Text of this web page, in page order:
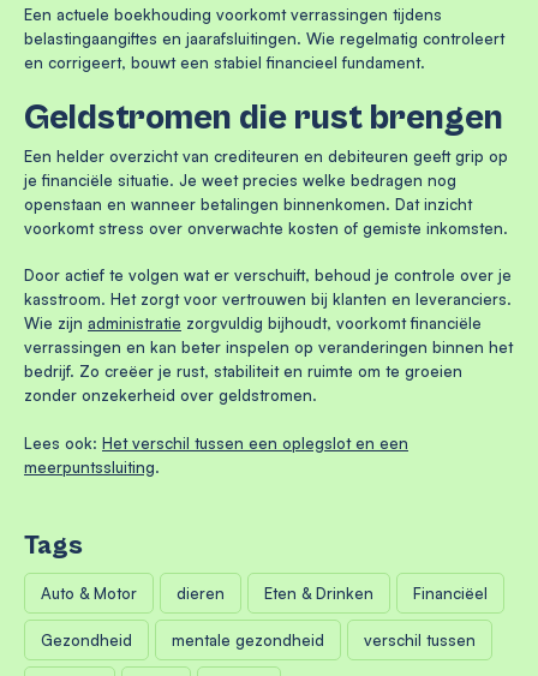
Een actuele boekhouding voorkomt verrassingen tijdens
belastingaangiftes en jaarafsluitingen. Wie regelmatig controleert
en corrigeert, bouwt een stabiel financieel fundament.
Geldstromen die rust brengen
Een helder overzicht van crediteuren en debiteuren geeft grip op
je financiële situatie. Je weet precies welke bedragen nog
openstaan en wanneer betalingen binnenkomen. Dat inzicht
voorkomt stress over onverwachte kosten of gemiste inkomsten.
Door actief te volgen wat er verschuift, behoud je controle over je
kasstroom. Het zorgt voor vertrouwen bij klanten en leveranciers.
Wie zijn administratie zorgvuldig bijhoudt, voorkomt financiële
verrassingen en kan beter inspelen op veranderingen binnen het
bedrijf. Zo creëer je rust, stabiliteit en ruimte om te groeien
zonder onzekerheid over geldstromen.
Lees ook: Het verschil tussen een oplegslot en een
meerpuntssluiting.
Tags
Auto & Motor dieren Eten & Drinken Financiëel
Gezondheid mentale gezondheid verschil tussen